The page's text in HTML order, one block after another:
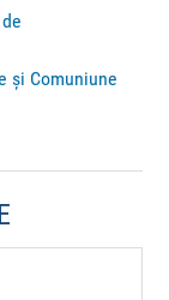
și Comuniune